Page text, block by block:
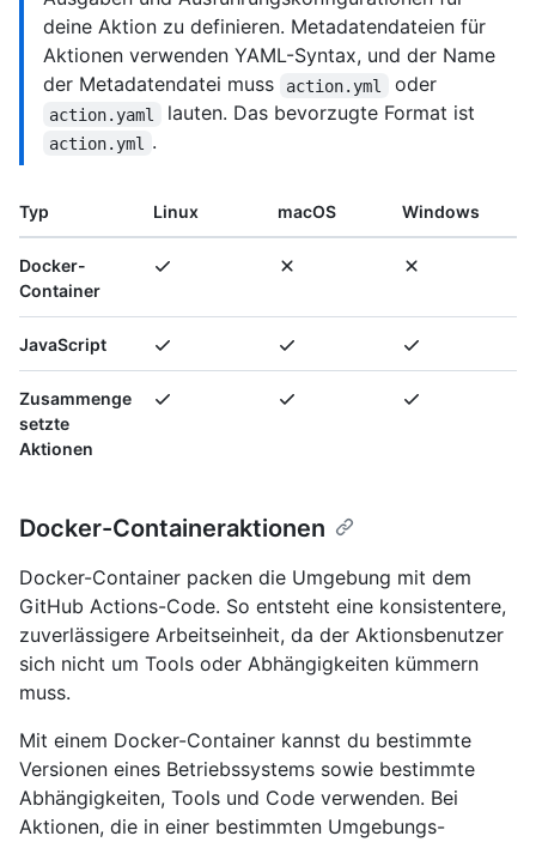
deine Aktion zu definieren. Metadatendateien für
Aktionen verwenden YAML-Syntax, und der Name
der Metadatendatei muss
action.yml oder
action.yaml lauten. Das bevorzugte Format ist
action.yml .
Typ Linux macOS Windows
Docker-
Container
JavaScript
Zusammenge
setzte
Aktionen
Docker-Containeraktionen
Docker-Container packen die Umgebung mit dem
GitHub Actions-Code. So entsteht eine konsistentere,
zuverlässigere Arbeitseinheit, da der Aktionsbenutzer
sich nicht um Tools oder Abhängigkeiten kümmern
muss.
Mit einem Docker-Container kannst du bestimmte
Versionen eines Betriebssystems sowie bestimmte
Abhängigkeiten, Tools und Code verwenden. Bei
Aktionen, die in einer bestimmten Umgebungs-